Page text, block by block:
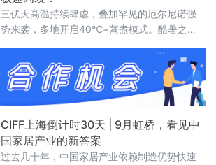
三伏天高温持续肆虐，叠加罕见的厄尔尼诺强
势来袭，多地开启40℃+蒸煮模式。酷暑之
冷乏力、能耗偏高，还存在诸多安全隐患，严
重影响居家清凉体验。
CIFF上海倒计时30天 | 9月虹桥，看见中
国家居产业的新答案
过去几十年，中国家居产业依赖制造优势快速